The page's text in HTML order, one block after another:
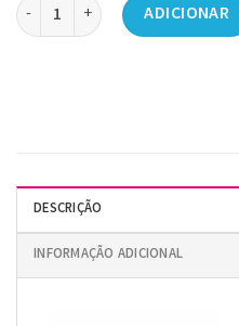
Quantidade de Máquina de
ADICIONAR
DESCRIÇÃO
INFORMAÇÃO ADICIONAL